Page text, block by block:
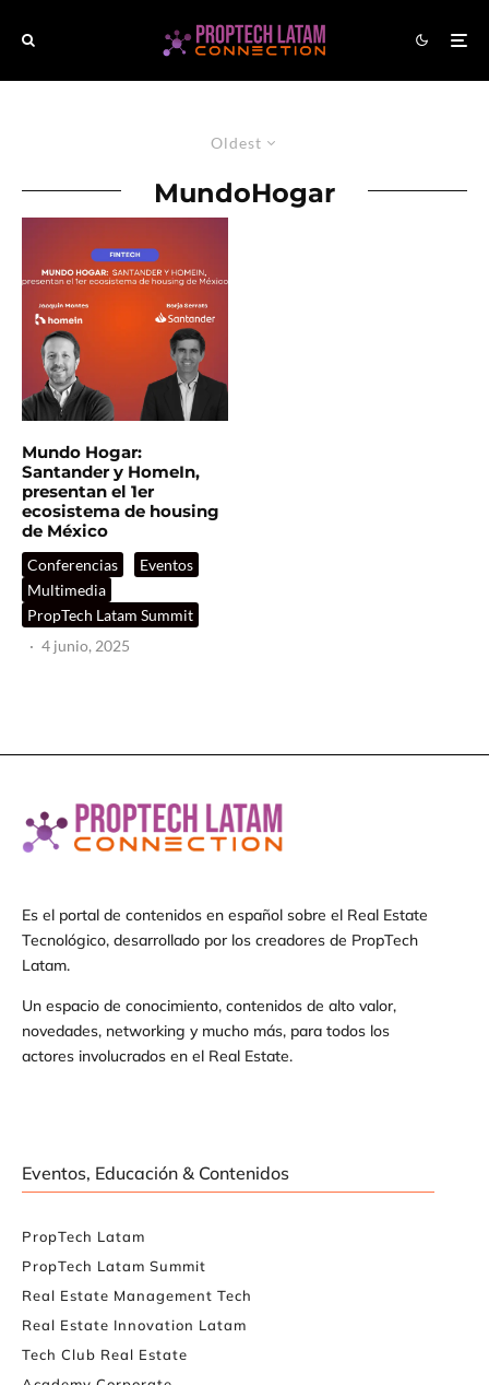
Oldest
MundoHogar
Mundo Hogar:
Santander y HomeIn,
presentan el 1er
ecosistema de housing
de México
Conferencias
Eventos
Multimedia
PropTech Latam Summit
· 4 junio, 2025
Es el portal de contenidos en español sobre el Real Estate
Tecnológico, desarrollado por los creadores de PropTech
Latam.
Un espacio de conocimiento, contenidos de alto valor,
novedades, networking y mucho más, para todos los
actores involucrados en el Real Estate.
Eventos, Educación & Contenidos
PropTech Latam
PropTech Latam Summit
Real Estate Management Tech
Real Estate Innovation Latam
Tech Club Real Estate